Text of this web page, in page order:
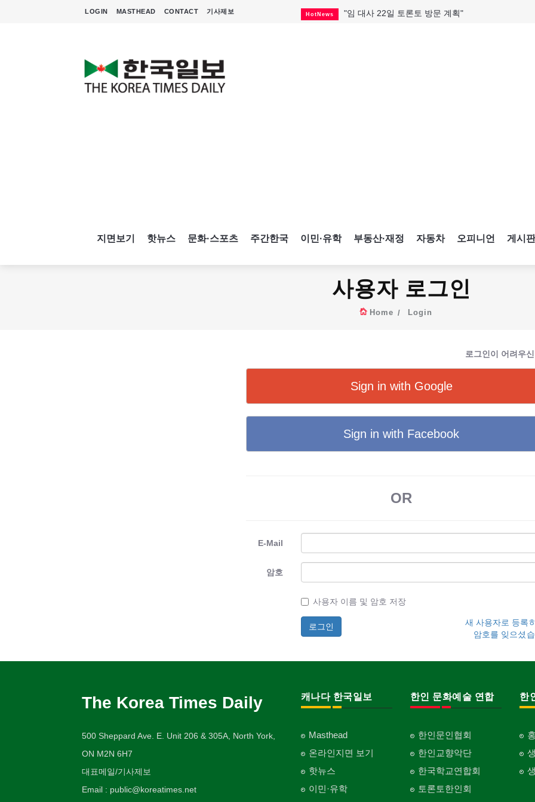
LOGIN MASTHEAD CONTACT 기사제보 HotNews "임 대사 22일 토론토 방문 계획"
지면보기 핫뉴스 문화·스포츠 주간한국 이민·유학 부동산·재정 자동차 오피니언 게시판
사용자 로그인
Home Login
로그인이 어려우
Sign in with Google
Sign in with Facebook
OR
E-Mail
암호
사용자 이름 및 암호 저장
새 사용자로 등록
암호를 잊으셨
The Korea Times Daily
500 Sheppard Ave. E. Unit 206 & 305A, North York,
ON M2N 6H7
대표메일/기사제보
Email : public@koreatimes.net
캐나다 한국일보
Masthead
온라인지면 보기
핫뉴스
이민·유학
한인 문화예술 연합
한인문인협회
한인교향악단
한국학교연합회
토론토한인회
한